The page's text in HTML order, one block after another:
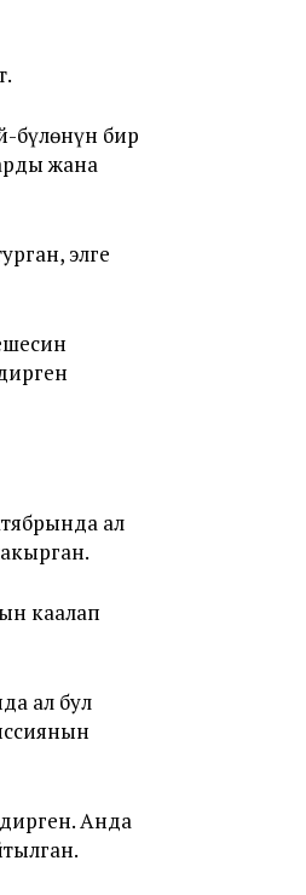
бүлөнүн бир
жана
элге
ал
каалап
ал бул
Анда